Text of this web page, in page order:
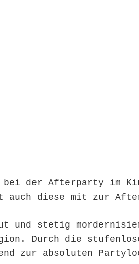
bei der Afterparty im
auch diese mit zur
und stetig
Durch die
zur absoluten